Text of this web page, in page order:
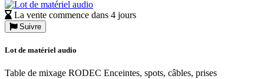
La vente commence dans 4 jours
Suivre
Lot de matériel audio
Table de mixage RODEC Enceintes, spots, câbles, prises